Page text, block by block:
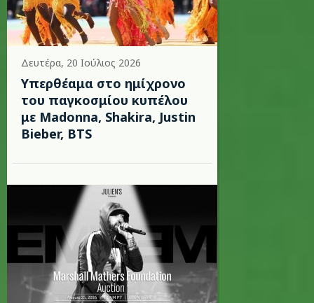
Δευτέρα, 20 Ιούλιος 2026
Υπερθέαμα στο ημίχρονο
του παγκοσμίου κυπέλου
με Madonna, Shakira, Justin
Bieber, BTS